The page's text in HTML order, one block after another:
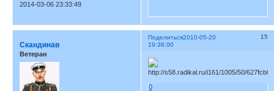
2014-03-06 23:33:49
Поделиться 15
2010-05-20
19:36:00
Скандинав
Ветеран
0